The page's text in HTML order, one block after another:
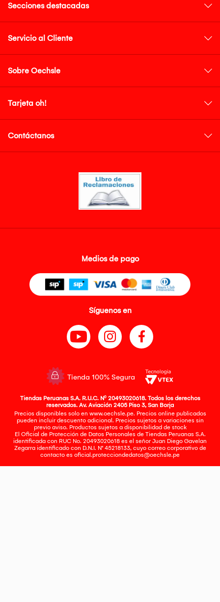
Secciones destacadas
Servicio al Cliente
Sobre Oechsle
Tarjeta oh!
Contáctanos
Medios de pago
Síguenos en
Tienda 100% Segura
Tiendas Peruanas S.A. R.U.C. Nº 20493020618. Todos los derechos
reservados. Av. Aviación 2405 Piso 3, San Borja
Precios disponibles solo en www.oechsle.pe. Precios online publicados
pueden incluir descuento adicional. Precios sujetos a variaciones sin
previo aviso. Productos sujetos a disponibilidad de stock
El Oficial de Protección de Datos Personales de Tiendas Peruanas S.A.
identificada con RUC No. 20493020618 es el señor Juan Diego Gavelan
Zegarra identificado con D.N.I. N° 45218133, cuyo correo corporativo de
contacto es oficial.protecciondedatos@oechsle.pe